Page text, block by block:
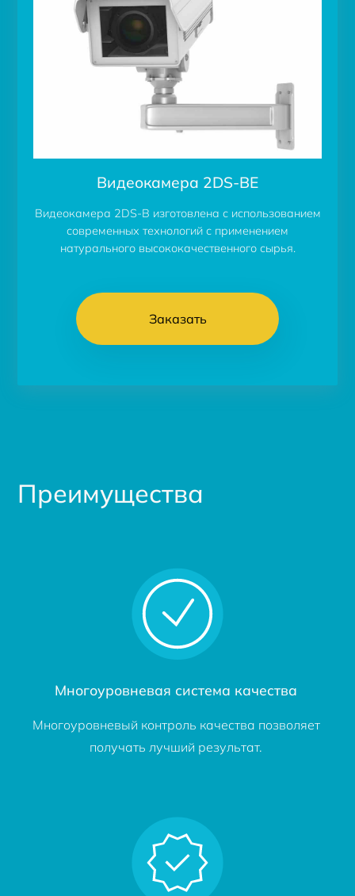
Видеокамера 2DS-BE
Видеокамера 2DS-B изготовлена с использованием
современных технологий с применением
натурального высококачественного сырья.
Заказать
Преимущества
Многоуровневая система качества
Многоуровневый контроль качества позволяет
получать лучший результат.